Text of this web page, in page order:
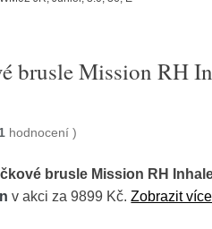
brusle Mission RH
hodnocení)
brusle Mission RH
v akci za 9899 Kč.Zobrazit